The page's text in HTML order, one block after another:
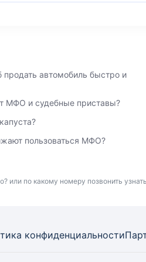
продать автомобиль быстро и
МФО и судебные приставы?
пользоваться МФО?
или по какому номеру позвонить
конфиденциальности